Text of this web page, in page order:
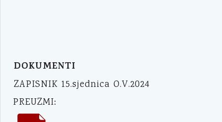
DOKUMENTI
ZAPISNIK 15.sjednica O.V.2024
PREUZMI: